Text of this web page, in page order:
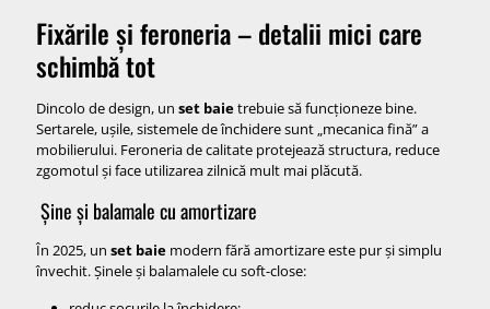
Fixările și feroneria – detalii mici care
schimbă tot
Dincolo de design, un set baietrebuie să funcționeze bine.
Sertarele, ușile, sistemele de închidere sunt „mecanica fină” a
mobilierului. Feroneria de calitate protejează structura, reduce
zgomotul și face utilizarea zilnică mult mai plăcută.
Șine și balamale cu amortizare
În 2025, un set baie modern fără amortizare este pur și simplu
învechit. Șinele și balamalele cu soft-close: